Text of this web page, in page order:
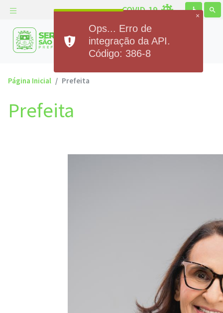
COVID-19 accessible search
Prefeitura Municipal de
Serra de São Bento
Página Inicial Prefeita
Prefeita
×
Ops... Erro de
integração da API.
Código: 386-8